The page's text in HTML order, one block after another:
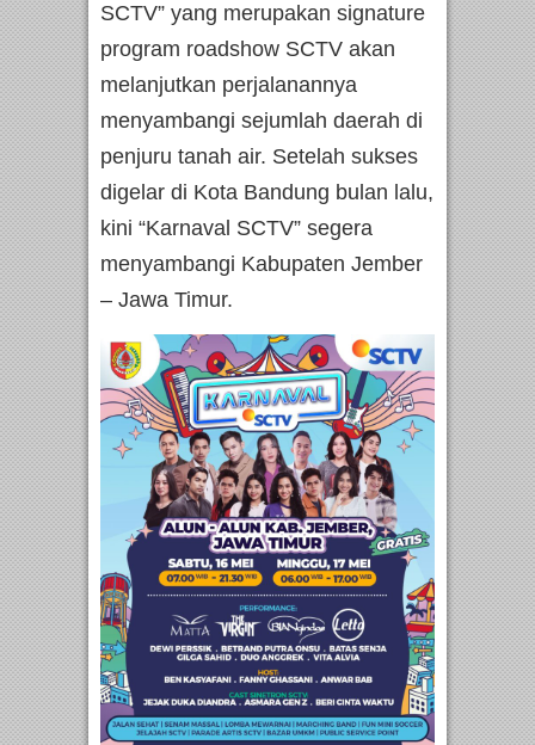
SCTV” yang merupakan signature
program roadshow SCTV akan
melanjutkan perjalanannya
menyambangi sejumlah daerah di
penjuru tanah air. Setelah sukses
digelar di Kota Bandung bulan lalu,
kini “Karnaval SCTV” segera
menyambangi Kabupaten Jember
– Jawa Timur.